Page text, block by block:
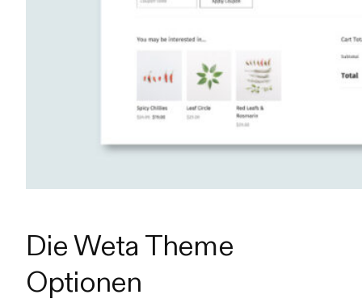
Die Weta Theme
Optionen